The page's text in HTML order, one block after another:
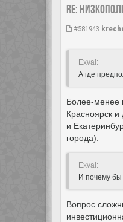
Re:
#581943
Exval:
А где
Более-менее
Красноярск
и
города).
Exval:
И почему бы
Вопрос